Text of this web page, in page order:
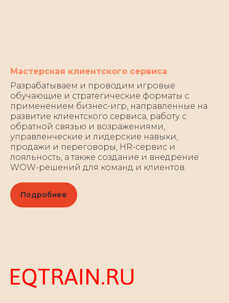
Мастерская клиентского сервиса
Разрабатываем и проводим игровые
обучающие и стратегические форматы с
применением бизнес-игр, направленные на
развитие клиентского сервиса, работу с
обратной связью и возражениями,
управленческие и лидерские навыки,
продажи и переговоры, HR-сервис и
лояльность, а также создание и внедрение
WOW-решений для команд и клиентов.
Подробнее